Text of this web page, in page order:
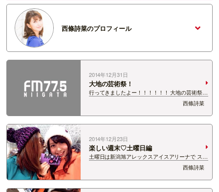
西條詩菜のプロフィール
2014年12月31日
大地の芸術祭！
行ってきましたよー！！！！！！ 大地の芸術祭ア
ートトリエンナーレ2015！ バスツアーのMCとし
て参加させていただいたのですが こんなに楽しん
じゃっていいの！？と思うぐらい 作品も自然も満
喫しちゃいました♡ …
西條詩菜
2014年12月23日
楽しい週末♡土曜日編
土曜日は新潟旭アレックスアイスアリーナで ステ
ッカーキャンペーン第二弾！ 足を運んでくださっ
たみなさん ありがとうございました♡ お話した
り 写真を撮ったり 差し入れを下さったり なんだ
か友達みたい！ とても…
西條詩菜